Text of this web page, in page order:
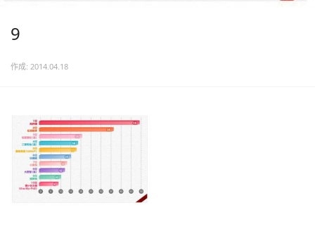
9
作成: 2014.04.18